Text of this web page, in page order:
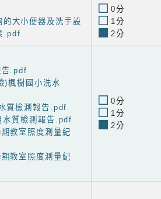
的大小便器及洗手設
.pdf
0分
1分
2分
告.pdf
)楓樹國小洗水
質檢測報告.pdf
水質檢測報告.pdf
教室照度測量紀
教室照度測量紀
0分
1分
2分